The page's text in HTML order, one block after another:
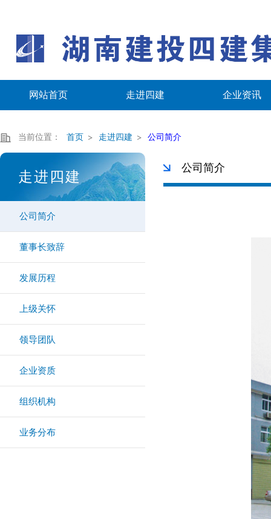
网站首页 走进四建 企业资讯
当前位置： 首页 走进四建 公司简介
走进四建
公司简介
董事长致辞
发展历程
上级关怀
领导团队
企业资质
组织机构
业务分布
公司简介